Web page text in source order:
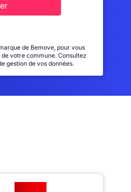
de Bemove, pour vous
votre commune. Consultez
gestion de vos données.